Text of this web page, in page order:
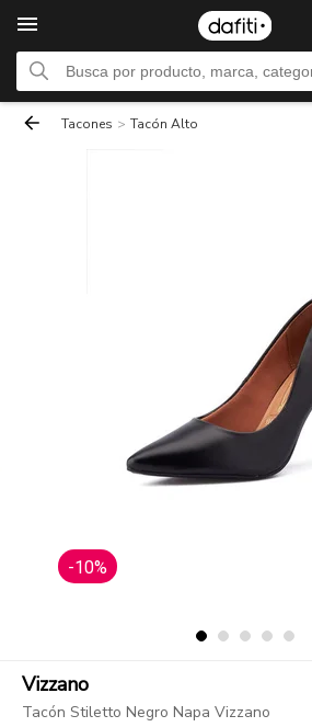
Tacones > Tacón Alto
-10%
Vizzano
Tacón Stiletto Negro Napa Vizzano